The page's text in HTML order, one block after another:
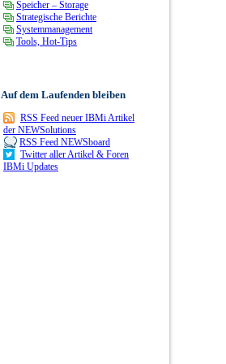
Speicher – Storage
Strategische Berichte
Systemmanagement
Tools, Hot-Tips
Auf dem Laufenden bleiben
RSS Feed neuer IBMi Artikel
der NEWSolutions
RSS Feed NEWSboard
Twitter aller Artikel & Foren
IBMi Updates